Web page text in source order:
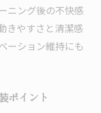
ニング後の不快感
きやすさと清潔感
ーション維持にも
ポイント